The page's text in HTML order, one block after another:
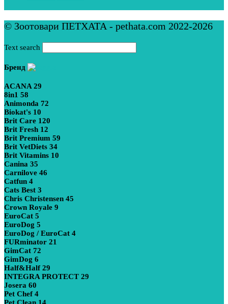
© Зоотовари ПЕТХАТА - pethata.com 2022-2026
Text search
Бренд
ACANA 29
8in1 58
Animonda 72
Biokat's 10
Brit Care 120
Brit Fresh 12
Brit Premium 59
Brit VetDiets 34
Brit Vitamins 10
Canina 35
Carnilove 46
Catfun 4
Cats Best 3
Chris Christensen 45
Crown Royale 9
EuroCat 5
EuroDog 5
EuroDog / EuroCat 4
FURminator 21
GimCat 72
GimDog 6
Half&Half 29
INTEGRA PROTECT 29
Josera 60
Pet Chef 4